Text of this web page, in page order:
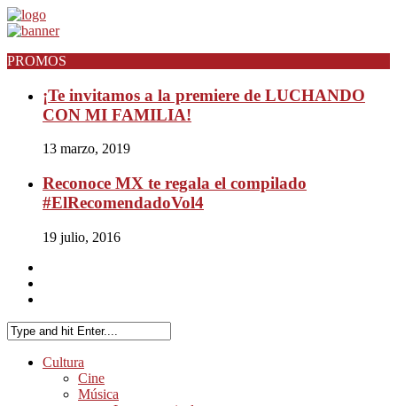
PROMOS
¡Te invitamos a la premiere de LUCHANDO
CON MI FAMILIA!
13 marzo, 2019
Reconoce MX te regala el compilado
#ElRecomendadoVol4
19 julio, 2016
Cultura
Cine
Música